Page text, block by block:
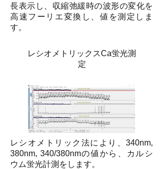
長表示し、収縮弛緩時の波形の変化を
高速フーリエ変換し、値を測定しま
す。
レシオメトリックスCa蛍光測
定
レシオメトリック法により、340nm,
380nm, 340/380nmの値から、カルシ
ウム蛍光計測をします。